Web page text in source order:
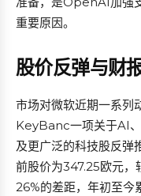
重要原因。
股价反弹与财
市场对微软近期一系列
KeyBanc一项关于AI
及更广泛的科技股反弹
前股价为347.25欧元
26%的差距，年初至今